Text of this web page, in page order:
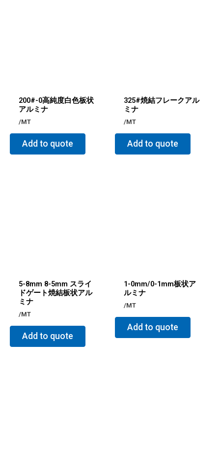
200#-0高純度白色板状
アルミナ
/MT
Add to quote
325#焼結フレークアル
ミナ
/MT
Add to quote
5-8mm 8-5mm スライ
ドゲート焼結板状アル
ミナ
/MT
Add to quote
1-0mm/0-1mm板状ア
ルミナ
/MT
Add to quote